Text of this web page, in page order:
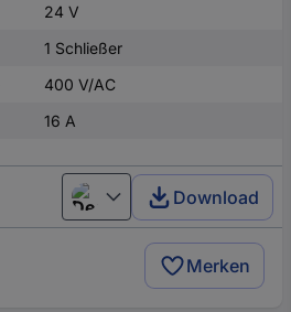
24 V
1 Schließer
400 V/AC
16 A
Deutsch (Deutschland)
Download
Merken